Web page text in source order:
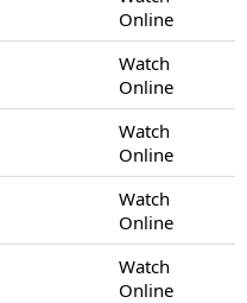
Online
Watch
Online
Watch
Online
Watch
Online
Watch
Online